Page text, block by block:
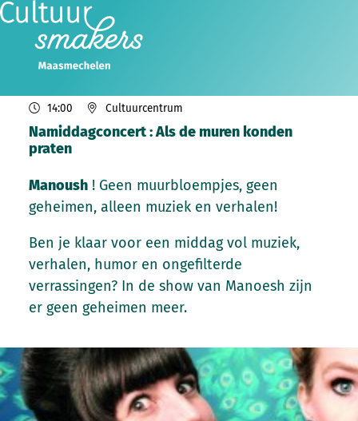
di
20
jan
14:00 Cultuurcentrum
Namiddagconcert : Als de muren konden
praten
Manoush ! Geen muurbloempjes, geen
geheimen, alleen muziek en verhalen!
Ben je klaar voor een middag vol muziek,
verhalen, humor en ongefilterde
verrassingen? In de show van Manoesh zijn
er geen geheimen meer.